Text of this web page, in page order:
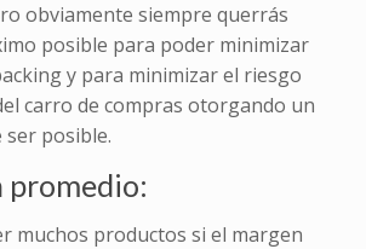
obviamente siempre querrás
posible para poder minimizar
y para minimizar el riesgo
carro de compras otorgando un
posible.
promedio:
muchos productos si el margen